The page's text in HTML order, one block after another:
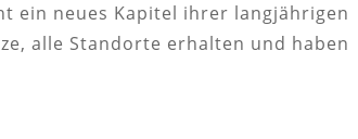
ein neues Kapitel ihrer langjährigen
alle Standorte erhalten und haben